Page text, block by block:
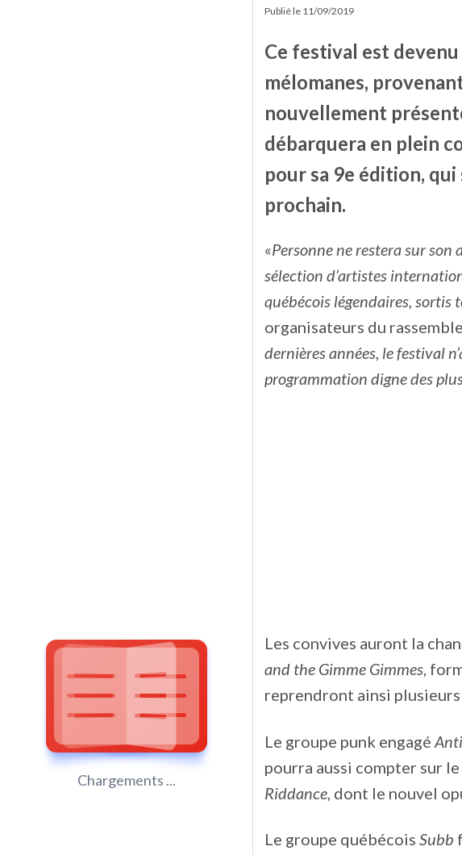
Chargements ...
Publié le 11/09/2019
Ce festival est
mélomanes,
nouvellement
débarquera en plein
pour sa 9e édition,
prochain.
«Personne ne restera sur
sélection d’artistes
québécois légendaires, sortis
organisateurs du
dernières années, le festival
programmation digne des
Les convives auront la
and the Gimme Gimmes,
reprendront ainsi plusieurs
Le groupe punk engagé
pourra aussi compter sur
Riddance, dont le nouvel
Le groupe québécois Subb